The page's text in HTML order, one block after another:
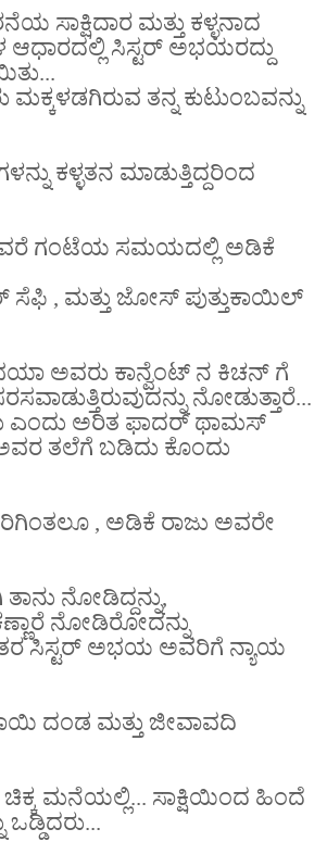
ಮತ್ತು ಕಳ್ಳನಾದ
ಸಿಸ್ಟರ್ ಅಭಯರದ್ದು
ತನ್ನ ಕುಟುಂಬವನ್ನು
ಕಳ್ಳತನ ಮಾಡುತ್ತಿದ್ದರಿಂದ
ಗಂಟೆಯ ಸಮಯದಲ್ಲಿ ಅಡಿಕೆ
ಸೆಫಿ , ಮತ್ತು ಜೋಸ್ ಪುತ್ತುಕಾಯಿಲ್
ಅವರು ಕಾನ್ವೆಂಟ್ ನ ಕಿಚನ್ ಗೆ
ನೋಡುತ್ತಾರೆ...
ಎಂದು ಅರಿತ ಫಾದರ್ ಥಾಮಸ್
ತಲೆಗೆ ಬಡಿದು ಕೊಂದು
, ಅಡಿಕೆ ರಾಜು ಅವರೇ
ನೋಡಿದ್ದನ್ನು,
ನೋಡಿರೋದನ್ನು
ಸಿಸ್ಟರ್ ಅಭಯ ಅವರಿಗೆ ನ್ಯಾಯ
ದಂಡ ಮತ್ತು ಜೀವಾವದಿ
ಚಿಕ್ಕ ಮನೆಯಲ್ಲಿ... ಸಾಕ್ಷಿಯಿಂದ ಹಿಂದೆ